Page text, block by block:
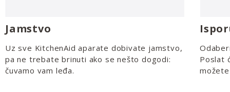
Jamstvo
Uz sve KitchenAid aparate dobivate jamstvo,
pa ne trebate brinuti ako se nešto dogodi:
čuvamo vam leđa.
Poslat